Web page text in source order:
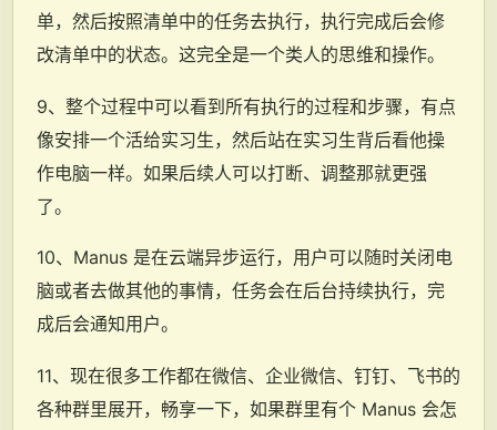
单，然后按照清单中的任务去执行，执行完成后会修
改清单中的状态。这完全是一个类人的思维和操作。
9、整个过程中可以看到所有执行的过程和步骤，有点
像安排一个活给实习生，然后站在实习生背后看他操
作电脑一样。如果后续人可以打断、调整那就更强
了。
10、Manus 是在云端异步运行，用户可以随时关闭电
脑或者去做其他的事情，任务会在后台持续执行，完
成后会通知用户。
11、现在很多工作都在微信、企业微信、钉钉、飞书的
各种群里展开，畅享一下，如果群里有个 Manus 会怎